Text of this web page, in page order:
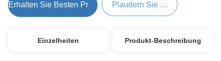
Erhalten Sie Besten Preis Plaudern Sie Jetzt
Einzelheiten Produkt-Beschreibung